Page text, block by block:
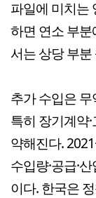
파일에 미치는
하면 연소 부
서는 상당 부
추가 수입은
특히 장기계약
약해진다.
수입량·공급·
이다. 한국은